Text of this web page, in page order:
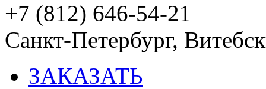
+7 (812) 646-54-21
Санкт-Петербург,
ЗАКАЗАТЬ